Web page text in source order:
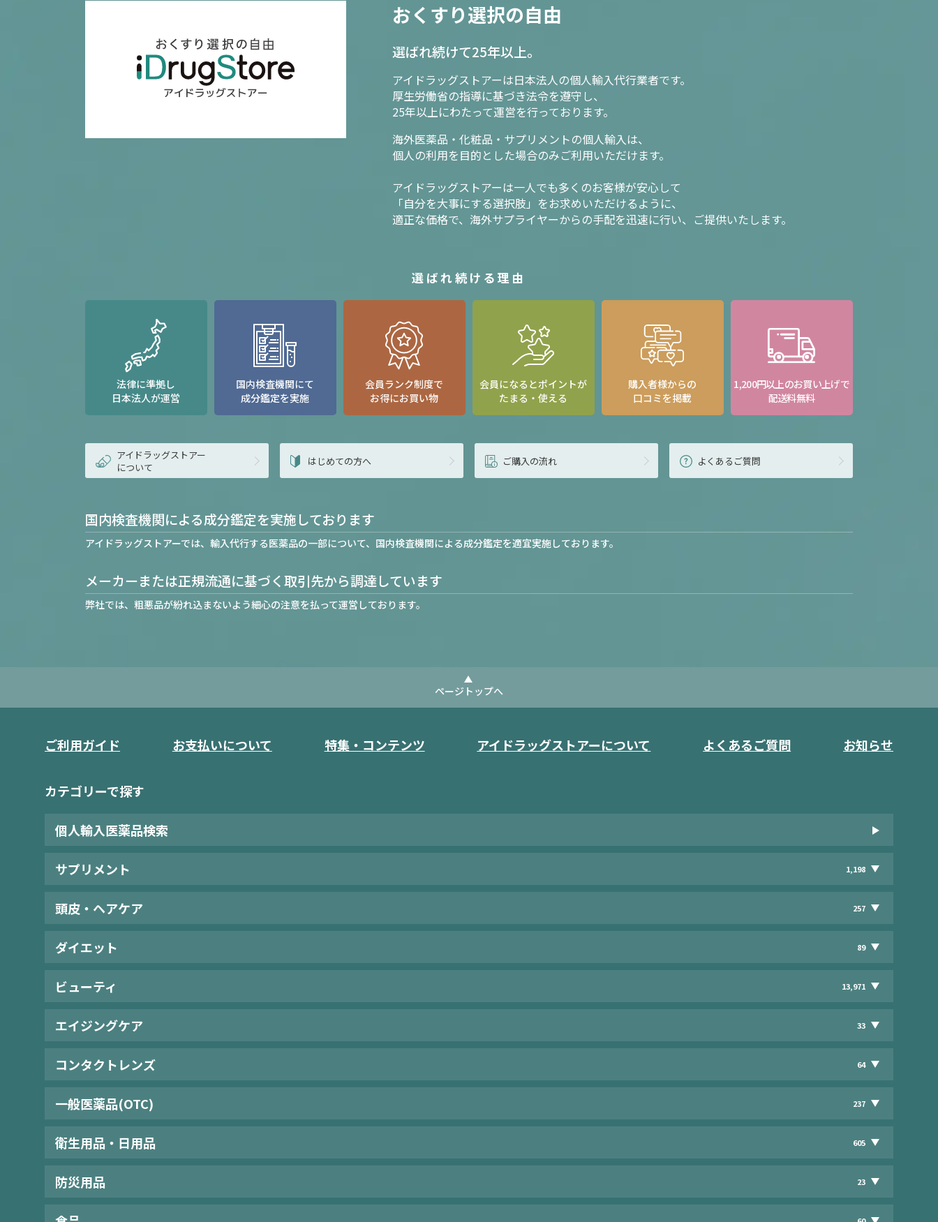
おくすり選択の自由
選ばれ続けて25年以上。
アイドラッグストアーは日本法人の個人輸入代行業者です。
厚生労働省の指導に基づき法令を遵守し、
25年以上にわたって運営を行っております。
海外医薬品・化粧品・サプリメントの個人輸入は、
個人の利用を目的とした場合のみご利用いただけます。
アイドラッグストアーは一人でも多くのお客様が安心して
「自分を大事にする選択肢」をお求めいただけるように、
適正な価格で、海外サプライヤーからの手配を迅速に行い、ご提供いたします。
選ばれ続ける理由
法律に準拠し
日本法人が運営
国内検査機関にて
成分鑑定を実施
会員ランク制度で
お得にお買い物
会員になるとポイントが
たまる・使える
購入者様からの
口コミを掲載
1,200円以上のお買い上げで
配送料無料
アイドラッグストアー
について
はじめての方へ ご購入の流れ よくあるご質問
国内検査機関による成分鑑定を実施しております
アイドラッグストアーでは、輸入代行する医薬品の一部について、国内検査機関による成分鑑定を適宜実施しております。
メーカーまたは正規流通に基づく取引先から調達しています
弊社では、粗悪品が紛れ込まないよう細心の注意を払って運営しております。
ページトップへ
ご利用ガイド お支払いについて 特集・コンテンツ アイドラッグストアーについて よくあるご質問 お知らせ
カテゴリーで探す
個人輸入医薬品検索
サプリメント 1,198
頭皮・ヘアケア 257
ダイエット 89
ビューティ 13,971
エイジングケア 33
コンタクトレンズ 64
一般医薬品(OTC) 237
衛生用品・日用品 605
防災用品 23